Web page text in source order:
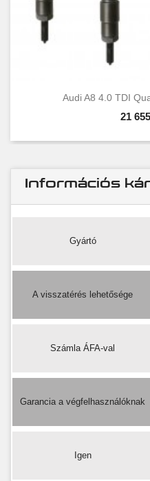
Audi A8 4.0 TDI
21
Információs
Gyártó
A visszatérés lehetősége
Számla ÁFA-val
Garancia a végfelhasználóknak
Igen